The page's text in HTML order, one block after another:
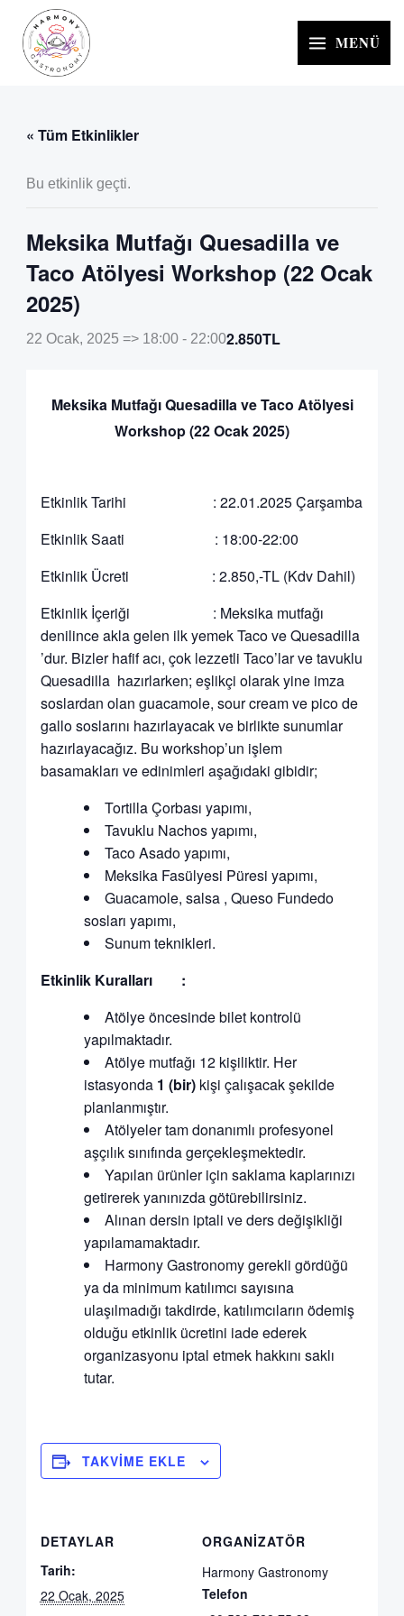
İçeriğe
MENÜ
« Tüm Etkinlikler
Bu etkinlik geçti.
Meksika Mutfağı Quesadilla ve
Taco Atölyesi Workshop (22 Ocak
2025)
22 Ocak, 2025 => 18:00- 22:002.850TL
Meksika Mutfağı Quesadilla ve Taco Atölyesi
Workshop (22 Ocak 2025)
Etkinlik Tarihi : 22.01.2025 Çarşamba
Etkinlik Saati : 18:00-22:00
Etkinlik Ücreti : 2.850,-TL (Kdv Dahil)
Etkinlik İçeriği : Meksika mutfağı
denilince akla gelen ilk yemek Taco ve Quesadilla
’dur. Bizler hafif acı, çok lezzetli Taco’lar ve tavuklu
Quesadilla hazırlarken; eşlikçi olarak yine imza
soslardan olan guacamole, sour cream ve pico de
gallo soslarını hazırlayacak ve birlikte sunumlar
hazırlayacağız. Bu workshop’un işlem
basamakları ve edinimleri aşağıdaki gibidir;
Tortilla Çorbası yapımı,
Tavuklu Nachos yapımı,
Taco Asado yapımı,
Meksika Fasülyesi Püresi yapımı,
Guacamole, salsa , Queso Fundedo
sosları yapımı,
Sunum teknikleri.
Etkinlik Kuralları :
Atölye öncesinde bilet kontrolü
yapılmaktadır.
Atölye mutfağı 12 kişiliktir. Her
istasyonda 1 (bir)kişi çalışacak şekilde
planlanmıştır.
Atölyeler tam donanımlı profesyonel
aşçılık sınıfında gerçekleşmektedir.
Yapılan ürünler için saklama kaplarınızı
getirerek yanınızda götürebilirsiniz.
Alınan dersin iptali ve ders değişikliği
yapılamamaktadır.
Harmony Gastronomy gerekli gördüğü
ya da minimum katılımcı sayısına
ulaşılmadığı takdirde, katılımcıların ödemiş
olduğu etkinlik ücretini iade ederek
organizasyonu iptal etmek hakkını saklı
tutar.
TAKVIME EKLE
DETAYLAR
Tarih:
22 Ocak, 2025
ORGANIZATÖR
Harmony Gastronomy
Telefon